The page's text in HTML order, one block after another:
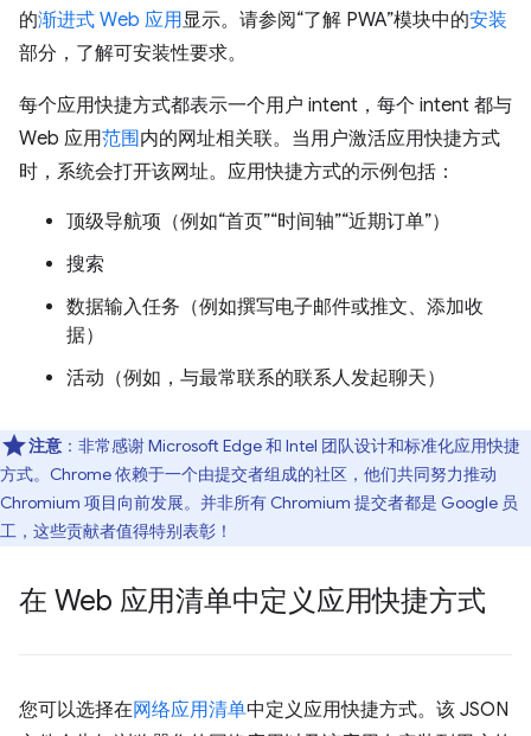
的渐进式 Web 应用显示。请参阅“了解 PWA”模块中的安装
部分，了解可安装性要求。
每个应用快捷方式都表示一个用户 intent，每个 intent 都与
Web 应用范围内的网址相关联。当用户激活应用快捷方式
时，系统会打开该网址。应用快捷方式的示例包括：
顶级导航项（例如“首页”“时间轴”“近期订单”）
搜索
数据输入任务（例如撰写电子邮件或推文、添加收
据）
活动（例如，与最常联系的联系人发起聊天）
注意 ：非常感谢 Microsoft Edge 和 Intel 团队设计和标准化应用快捷
方式。Chrome 依赖于一个由提交者组成的社区，他们共同努力推动
Chromium 项目向前发展。并非所有 Chromium 提交者都是 Google 员
工，这些贡献者值得特别表彰！
在 Web 应用清单中定义应用快捷方式
您可以选择在网络应用清单中定义应用快捷方式。该 JSON